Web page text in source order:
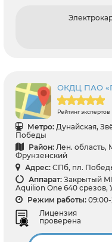
ОКДЦ ПАО
Рейтинг экспертов
Метро: Дунайская,
Победы
Район: Лен. область,
Фрунзенский
Адрес: СПб, пл.
Аппарат: Закрытый
Aquilion One 640 срезов,
Режим работы:
Лицензия
проверена